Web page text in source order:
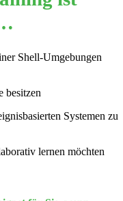
Shell-Umgebungen
besitzen
Systemen zu
lernen möchten